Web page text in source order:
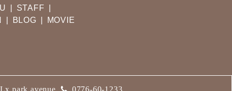
Lx park avenue 0776-60-1233
STAFF
BLOG MOVIE